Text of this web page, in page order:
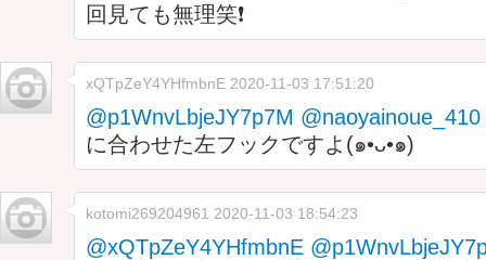
回見ても無理笑❗️
xQTpZeY4YHfmbnE 2020-11-03 17:51:20
@p1WnvLbjeJY7p7M @naoyainoue_410
に合わせた左フックですよ(๑•ᴗ•๑)
kotomi269204961 2020-11-03 18:54:23
@xQTpZeY4YHfmbnE